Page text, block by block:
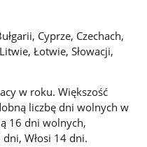
Cyprze, Czechach,
Łotwie, Słowacji,
w roku. Większość
liczbę dni wolnych w
16 dni wolnych,
dni, Włosi 14 dni.